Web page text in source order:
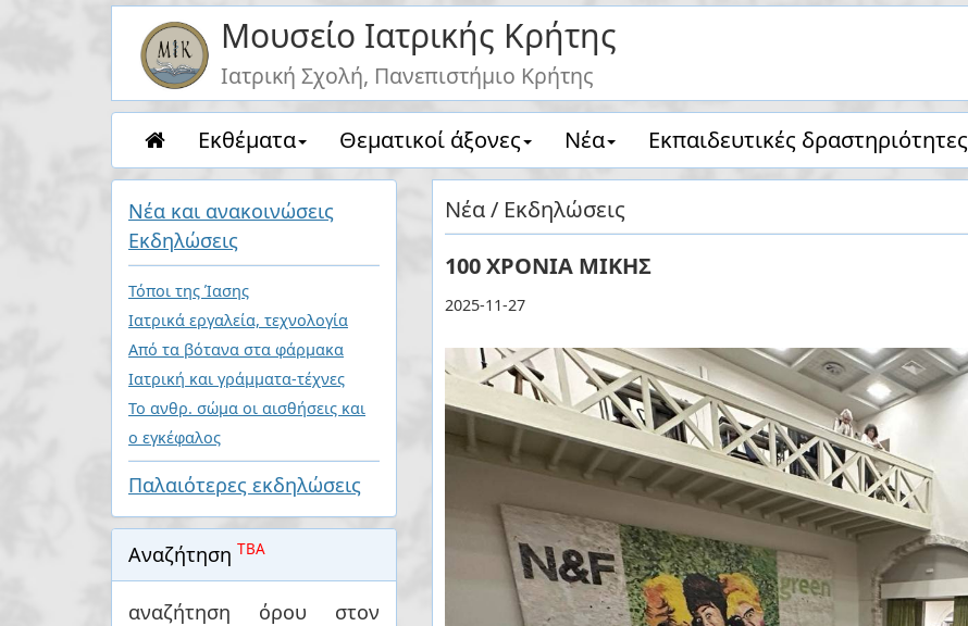
Μουσείο Ιατρικής Κρήτης
Ιατρική Σχολή, Πανεπιστήμιο Κρήτης
Eκθέματα Θεματικοί άξονες Νέα Eκπαιδευτικές δραστηριότητες
Nέα και ανακοινώσεις
Eκδηλώσεις
Τόποι της Ίασης
Ιατρικά εργαλεία, τεχνολογία
Από τα βότανα στα φάρμακα
Ιατρική και γράμματα-τέχνες
Το ανθρ. σώμα οι αισθήσεις και
ο εγκέφαλος
Παλαιότερες εκδηλώσεις
Αναζήτηση TBA
αναζήτηση όρου στον
Νέα / Εκδηλώσεις
100 ΧΡΟΝΙΑ ΜΙΚΗΣ
2025-11-27